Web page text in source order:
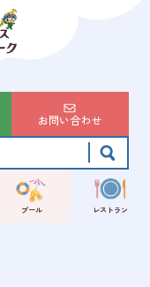
プール レストラン
お問い合わせ